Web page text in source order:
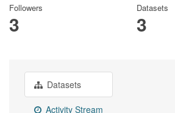
Followers
3
Datasets
3
Datasets
Activity Stream